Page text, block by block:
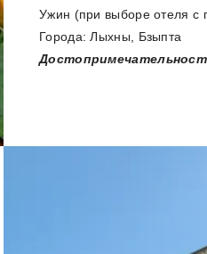
Ужин (при выборе отеля с
Города: Лыхны, Бзыпта